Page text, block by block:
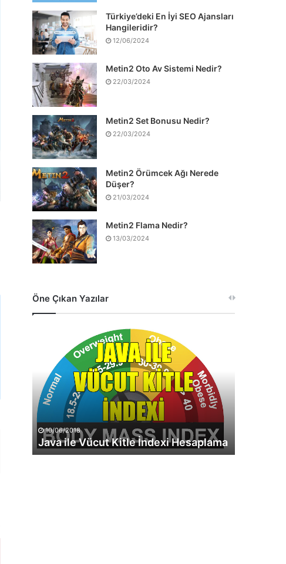
Türkiye’deki En İyi SEO Ajansları
Hangileridir?
12/06/2024
Metin2 Oto Av Sistemi Nedir?
22/03/2024
Metin2 Set Bonusu Nedir?
22/03/2024
Metin2 Örümcek Ağı Nerede
Düşer?
21/03/2024
Metin2 Flama Nedir?
13/03/2024
Öne Çıkan Yazılar
İndexi
Hesaplama
10/06/2018
Java ile Vücut Kitle İndexi Hesaplama